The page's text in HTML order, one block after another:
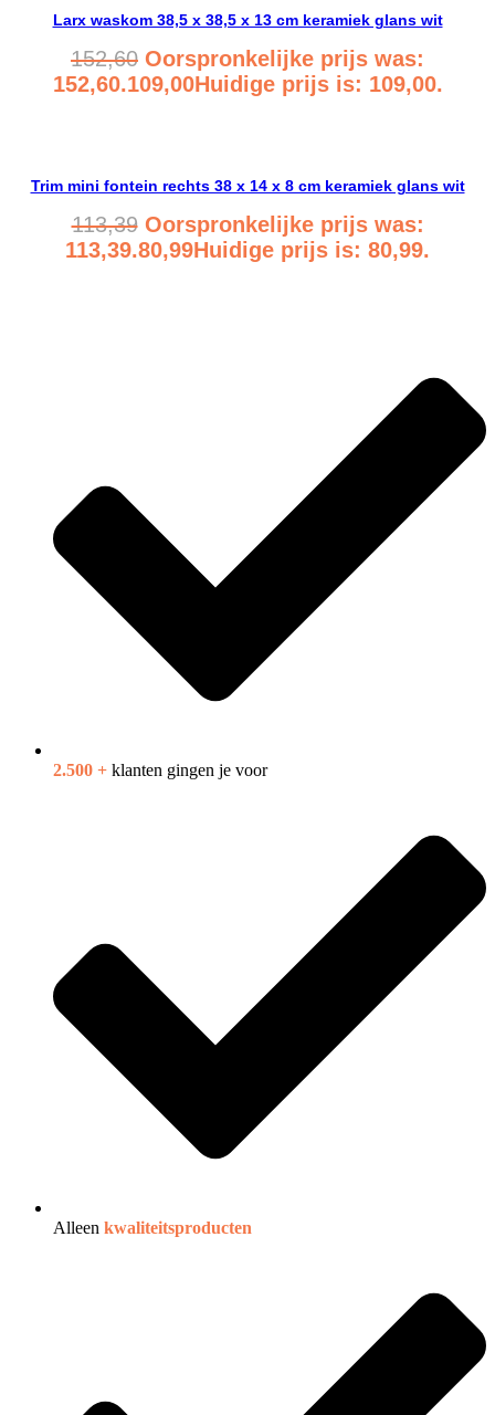
Larx waskom 38,5 x 38,5 x 13 cm keramiek glans wit
152,60 Oorspronkelijke prijs was:
152,60.109,00Huidige prijs is: 109,00.
Trim mini fontein rechts 38 x 14 x 8 cm keramiek glans wit
113,39 Oorspronkelijke prijs was:
113,39.80,99Huidige prijs is: 80,99.
2.500 + klanten gingen je voor
Alleen kwaliteitsproducten